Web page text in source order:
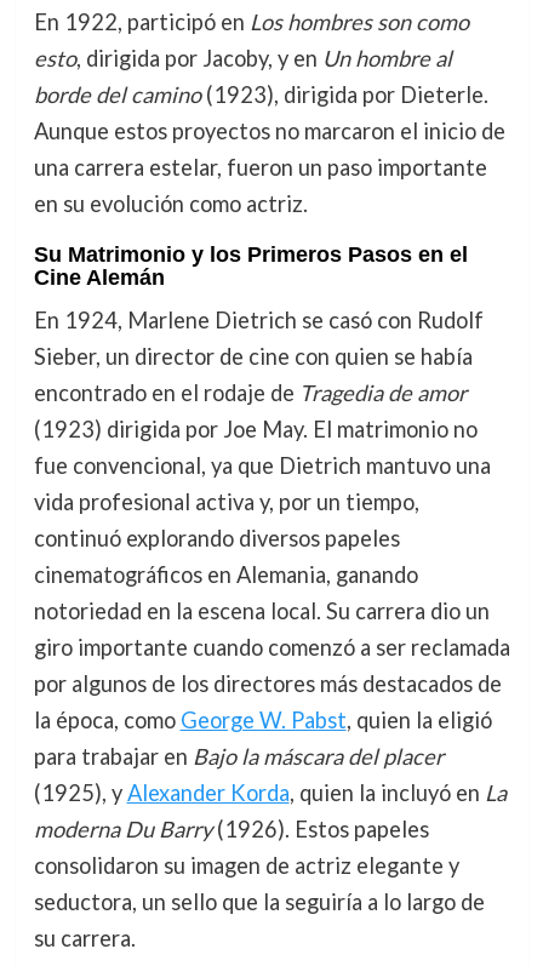
En 1922, participó en Los hombres son como
esto, dirigida por Jacoby, y en Un hombre al
borde del camino(1923), dirigida por Dieterle.
Aunque estos proyectos no marcaron el inicio de
una carrera estelar, fueron un paso importante
en su evolución como actriz.
Su Matrimonio y los Primeros Pasos en el
Cine Alemán
En 1924, Marlene Dietrich se casó con Rudolf
Sieber, un director de cine con quien se había
encontrado en el rodaje de Tragedia de amor
(1923) dirigida por Joe May. El matrimonio no
fue convencional, ya que Dietrich mantuvo una
vida profesional activa y, por un tiempo,
continuó explorando diversos papeles
cinematográficos en Alemania, ganando
notoriedad en la escena local. Su carrera dio un
giro importante cuando comenzó a ser reclamada
por algunos de los directores más destacados de
la época, como George W. Pabst, quien la eligió
para trabajar en Bajo la máscara del placer
(1925), yAlexander Korda, quien la incluyó en La
moderna Du Barry(1926). Estos papeles
consolidaron su imagen de actriz elegante y
seductora, un sello que la seguiría a lo largo de
su carrera.